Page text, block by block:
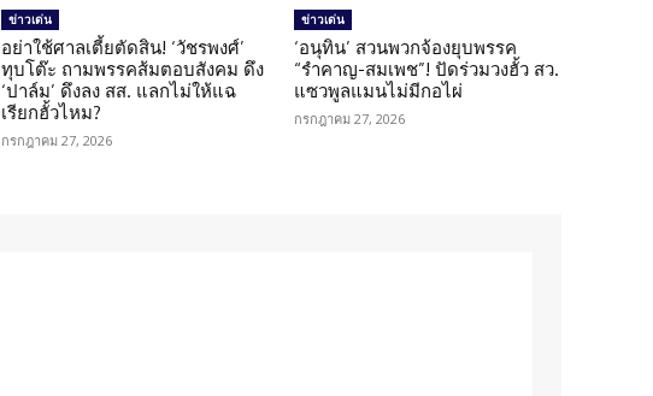
ข่าวเด่น
อย่าใช้ศาลเตี้ยตัดสิน! ‘วัชรพงศ์’
ทุบโต๊ะ ถามพรรคส้มตอบสังคม ดึง
‘ปาล์ม’ ดึงลง สส. แลกไม่ให้แฉ
เรียกฮั้วไหม?
กรกฎาคม 27, 2026
ข่าวเด่น
‘อนุทิน’ สวนพวกจ้องยุบพรรค
“รำคาญ-สมเพช”! ปัดร่วมวงฮั้ว สว.
แซวพูลแมนไม่มีกอไผ่
กรกฎาคม 27, 2026